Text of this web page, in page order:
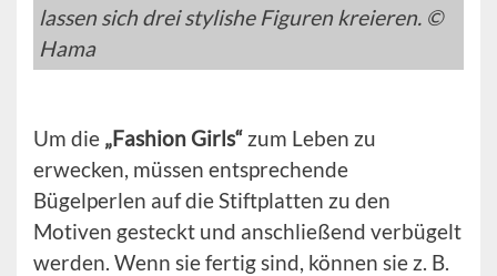
lassen sich drei stylishe Figuren kreieren. ©
Hama
Um die „Fashion Girls“ zum Leben zu
erwecken, müssen entsprechende
Bügelperlen auf die Stiftplatten zu den
Motiven gesteckt und anschließend verbügelt
werden. Wenn sie fertig sind, können sie z. B.